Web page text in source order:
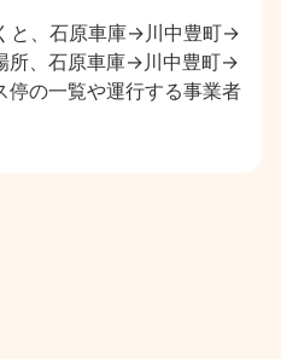
と、石原車庫→川中豊町→
所、石原車庫→川中豊町→
の一覧や運行する事業者